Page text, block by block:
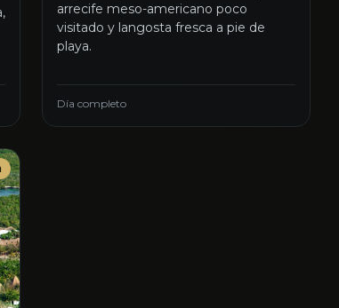
arrecife meso-americano poco
visitado y langosta fresca a pie de
playa.
Día completo